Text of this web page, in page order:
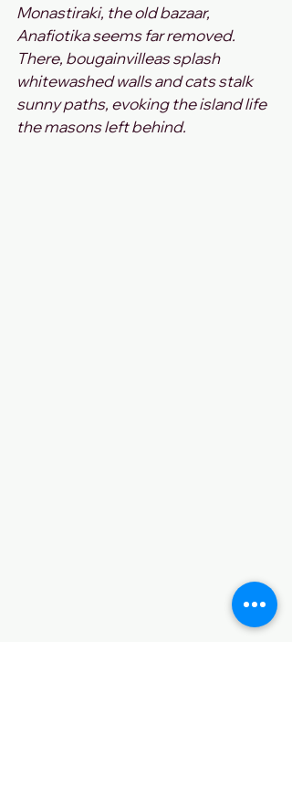
Monastiraki, the old bazaar,
Anafiotika seems far removed.
There, bougainvilleas splash
whitewashed walls and cats stalk
sunny paths, evoking the island life
the masons left behind.